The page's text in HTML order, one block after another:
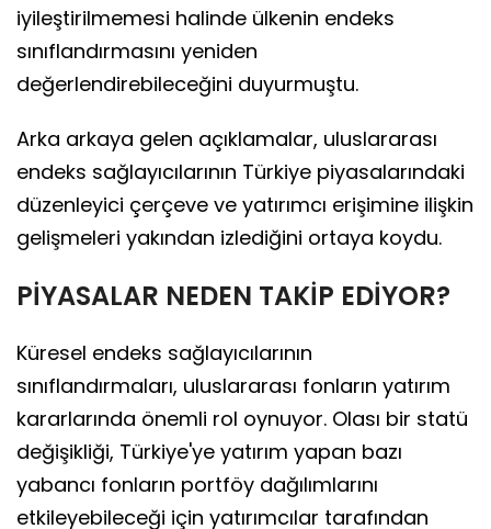
iyileştirilmemesi halinde ülkenin endeks
sınıflandırmasını yeniden
değerlendirebileceğini duyurmuştu.
Arka arkaya gelen açıklamalar, uluslararası
endeks sağlayıcılarının Türkiye piyasalarındaki
düzenleyici çerçeve ve yatırımcı erişimine ilişkin
gelişmeleri yakından izlediğini ortaya koydu.
PİYASALAR NEDEN TAKİP EDİYOR?
Küresel endeks sağlayıcılarının
sınıflandırmaları, uluslararası fonların yatırım
kararlarında önemli rol oynuyor. Olası bir statü
değişikliği, Türkiye'ye yatırım yapan bazı
yabancı fonların portföy dağılımlarını
etkileyebileceği için yatırımcılar tarafından